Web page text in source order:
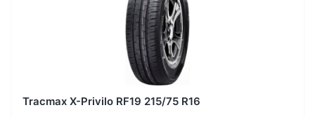
Tracmax X-Privilo RF19 215/75 R16